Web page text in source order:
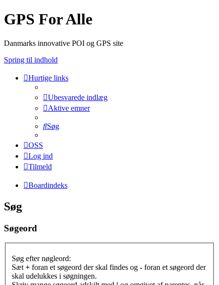
GPS For Alle
Danmarks innovative POI og GPS site
Spring til indhold
Hurtige links
Ubesvarede indlæg
Aktive emner
Søg
OSS
Log ind
Tilmeld
Boardindeks
Søg
Søgeord
Søg efter nøgleord:
Sæt + foran et søgeord der skal findes og - foran et søgeord der
skal udelukkes i søgningen.